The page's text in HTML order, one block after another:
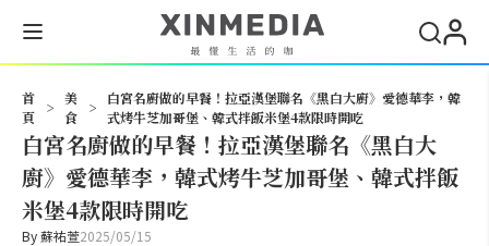
首
頁
>
美
食
>
白宮名廚做的早餐！拉亞漢堡聯名《黑白大廚》愛德華李，韓
式烤牛芝加哥堡、韓式拌飯米堡4款限時開吃
白宮名廚做的早餐！拉亞漢堡聯名《黑白大
廚》愛德華李，韓式烤牛芝加哥堡、韓式拌飯
米堡4款限時開吃
By蘇祐萱2025/05/15